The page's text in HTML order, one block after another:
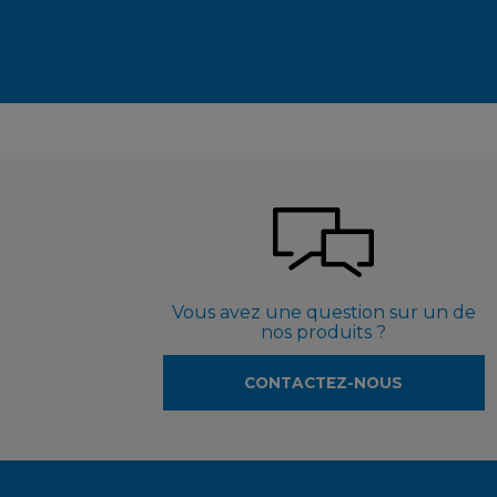
Vous avez une question sur un de
nos produits ?
CONTACTEZ-NOUS